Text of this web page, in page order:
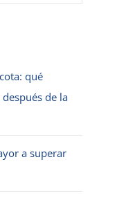
qué
de la
a superar